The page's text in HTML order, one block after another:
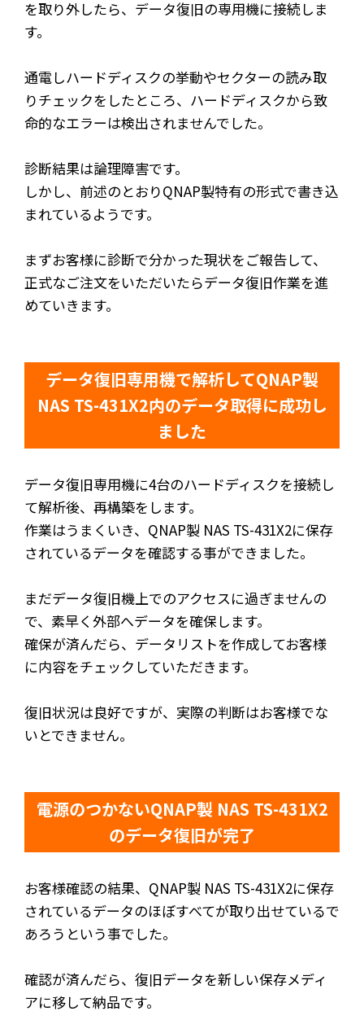
を取り外したら、データ復旧の専用機に接続しま
す。
通電しハードディスクの挙動やセクターの読み取
りチェックをしたところ、ハードディスクから致
命的なエラーは検出されませんでした。
診断結果は論理障害です。
しかし、前述のとおりQNAP製特有の形式で書き込
まれているようです。
まずお客様に診断で分かった現状をご報告して、
正式なご注文をいただいたらデータ復旧作業を進
めていきます。
データ復旧専用機で解析してQNAP製
NAS TS-431X2内のデータ取得に成功し
ました
データ復旧専用機に4台のハードディスクを接続し
て解析後、再構築をします。
作業はうまくいき、QNAP製 NAS TS-431X2に保存
されているデータを確認する事ができました。
まだデータ復旧機上でのアクセスに過ぎませんの
で、素早く外部へデータを確保します。
確保が済んだら、データリストを作成してお客様
に内容をチェックしていただきます。
復旧状況は良好ですが、実際の判断はお客様でな
いとできません。
電源のつかないQNAP製 NAS TS-431X2
のデータ復旧が完了
お客様確認の結果、QNAP製 NAS TS-431X2に保存
されているデータのほぼすべてが取り出せているで
あろうという事でした。
確認が済んだら、復旧データを新しい保存メディ
アに移して納品です。